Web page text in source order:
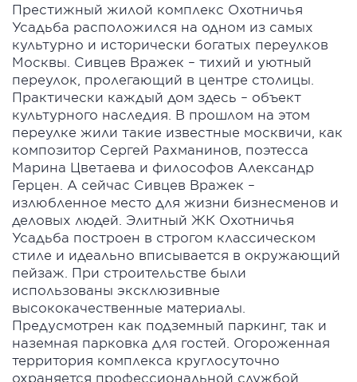
Престижный жилой комплекс Охотничья
Усадьба расположился на одном из самых
культурно и исторически богатых переулков
Москвы. Сивцев Вражек – тихий и уютный
переулок, пролегающий в центре столицы.
Практически каждый дом здесь – объект
культурного наследия. В прошлом на этом
переулке жили такие известные москвичи, как
композитор Сергей Рахманинов, поэтесса
Марина Цветаева и философов Александр
Герцен. А сейчас Сивцев Вражек –
излюбленное место для жизни бизнесменов и
деловых людей. Элитный ЖК Охотничья
Усадьба построен в строгом классическом
стиле и идеально вписывается в окружающий
пейзаж. При строительстве были
использованы эксклюзивные
высококачественные материалы.
Предусмотрен как подземный паркинг, так и
наземная парковка для гостей. Огороженная
территория комплекса круглосуточно
охраняется профессиональной службой